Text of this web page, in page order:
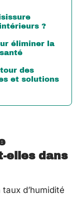
?
éliminer la
des
et solutions
elles dans
d’humidité